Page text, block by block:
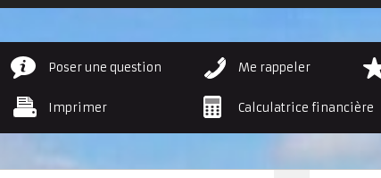
Poser une question Me rappeler
Imprimer Calculatrice financière